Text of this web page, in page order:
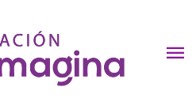
menu